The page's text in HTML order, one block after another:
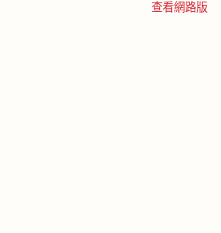
查看網路版